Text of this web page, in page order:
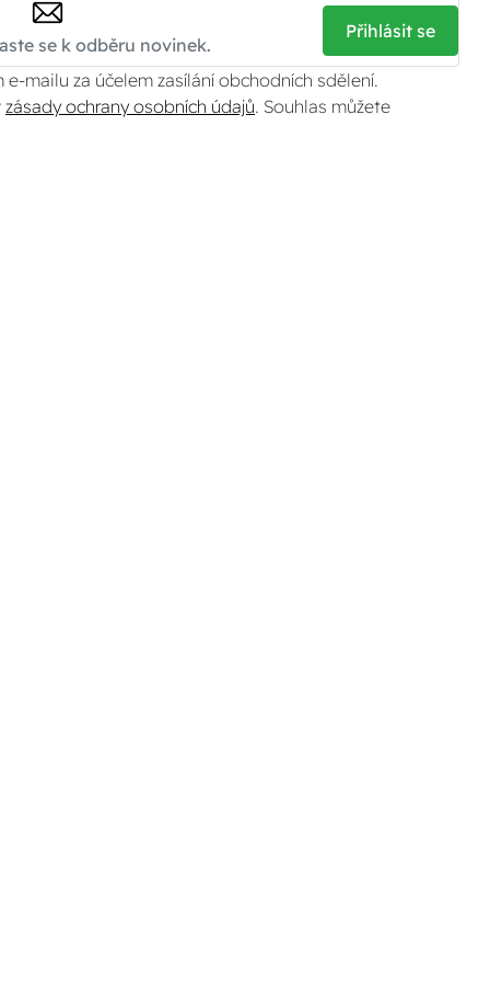
Přihlásit se
e-mailu za účelem zasílání obchodních sdělení.
zásady ochrany osobních údajů. Souhlas můžete